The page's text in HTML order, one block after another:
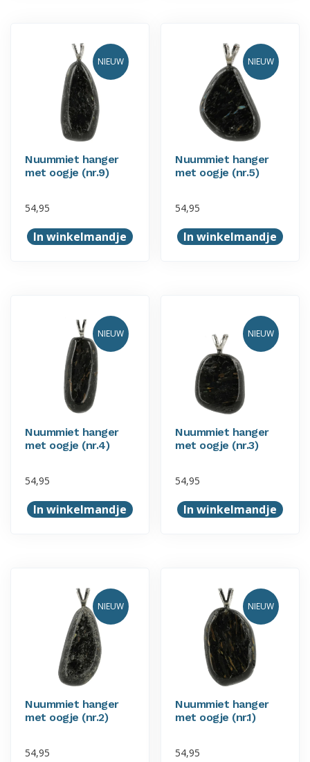
NIEUW
Nuummiet hanger
met oogje (nr.9)
54,95
In winkelmandje
NIEUW
Nuummiet hanger
met oogje (nr.5)
54,95
In winkelmandje
NIEUW
Nuummiet hanger
met oogje (nr.4)
54,95
In winkelmandje
NIEUW
Nuummiet hanger
met oogje (nr.3)
54,95
In winkelmandje
NIEUW
Nuummiet hanger
met oogje (nr.2)
54,95
NIEUW
Nuummiet hanger
met oogje (nr.1)
54,95